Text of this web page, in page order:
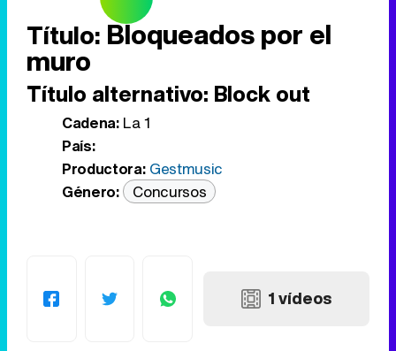
Título: Bloqueados por el
muro
Título alternativo: Block out
Cadena:La 1
País:
Productora: Gestmusic
Género:
Concursos
1 vídeos